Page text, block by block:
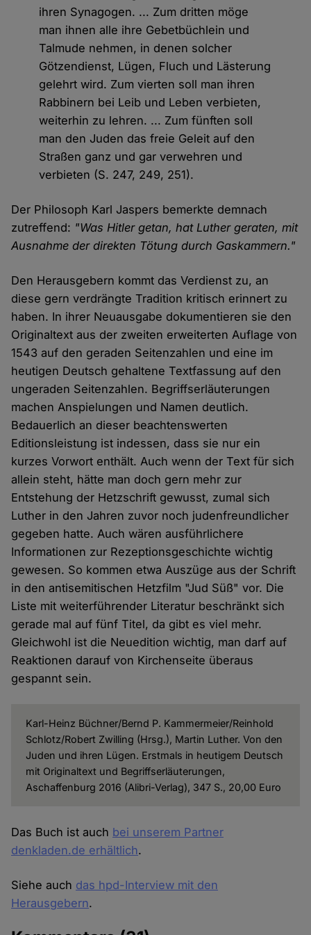
ihren Synagogen. ... Zum dritten möge
man ihnen alle ihre Gebetbüchlein und
Talmude nehmen, in denen solcher
Götzendienst, Lügen, Fluch und Lästerung
gelehrt wird. Zum vierten soll man ihren
Rabbinern bei Leib und Leben verbieten,
weiterhin zu lehren. ... Zum fünften soll
man den Juden das freie Geleit auf den
Straßen ganz und gar verwehren und
verbieten (S. 247, 249, 251).
Der Philosoph Karl Jaspers bemerkte demnach
zutreffend: "Was Hitler getan, hat Luther geraten, mit
Ausnahme der direkten Tötung durch Gaskammern."
Den Herausgebern kommt das Verdienst zu, an
diese gern verdrängte Tradition kritisch erinnert zu
haben. In ihrer Neuausgabe dokumentieren sie den
Originaltext aus der zweiten erweiterten Auflage von
1543 auf den geraden Seitenzahlen und eine im
heutigen Deutsch gehaltene Textfassung auf den
ungeraden Seitenzahlen. Begriffserläuterungen
machen Anspielungen und Namen deutlich.
Bedauerlich an dieser beachtenswerten
Editionsleistung ist indessen, dass sie nur ein
kurzes Vorwort enthält. Auch wenn der Text für sich
allein steht, hätte man doch gern mehr zur
Entstehung der Hetzschrift gewusst, zumal sich
Luther in den Jahren zuvor noch judenfreundlicher
gegeben hatte. Auch wären ausführlichere
Informationen zur Rezeptionsgeschichte wichtig
gewesen. So kommen etwa Auszüge aus der Schrift
in den antisemitischen Hetzfilm "Jud Süß" vor. Die
Liste mit weiterführender Literatur beschränkt sich
gerade mal auf fünf Titel, da gibt es viel mehr.
Gleichwohl ist die Neuedition wichtig, man darf auf
Reaktionen darauf von Kirchenseite überaus
gespannt sein.
Karl-Heinz Büchner/Bernd P. Kammermeier/Reinhold
Schlotz/Robert Zwilling (Hrsg.), Martin Luther. Von den
Juden und ihren Lügen. Erstmals in heutigem Deutsch
mit Originaltext und Begriffserläuterungen,
Aschaffenburg 2016 (Alibri-Verlag), 347 S., 20,00 Euro
Das Buch ist auch bei unserem Partner
denkladen.de erhältlich.
Siehe auch das hpd-Interview mit den
Herausgebern.